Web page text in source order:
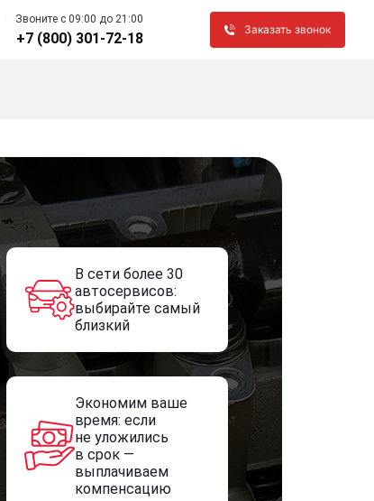
Звоните c 09:00 до 21:00
+7 (800) 301-72-18
Заказать звонок
В сети более 30
автосервисов:
выбирайте самый
близкий
Экономим ваше
время: если
не уложились
в срок —
выплачиваем
компенсацию